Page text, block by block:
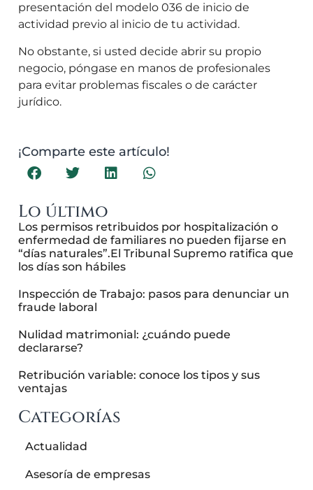
presentación del modelo 036 de inicio de
actividad previo al inicio de tu actividad.
No obstante, si usted decide abrir su propio
negocio, póngase en manos de profesionales
para evitar problemas fiscales o de carácter
jurídico.
¡Comparte este artículo!
Lo último
Los permisos retribuidos por hospitalización o
enfermedad de familiares no pueden fijarse en
“días naturales”.El Tribunal Supremo ratifica que
los días son hábiles
Inspección de Trabajo: pasos para denunciar un
fraude laboral
Nulidad matrimonial: ¿cuándo puede
declararse?
Retribución variable: conoce los tipos y sus
ventajas
Categorías
Actualidad
Asesoría de empresas